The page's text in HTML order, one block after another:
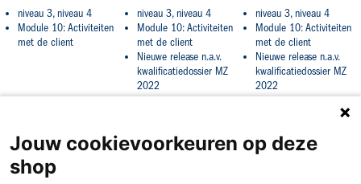
niveau 3, niveau 4
Module 10: Activiteiten
met de client
niveau 3, niveau 4
Module 10: Activiteiten
met de client
Nieuwe release n.a.v.
kwalificatiedossier MZ
2022
niveau 3, niveau 4
Module 10: Activiteiten
met de client
Nieuwe release n.a.v.
kwalificatiedossier MZ
2022
Jouw cookievoorkeuren op deze
shop